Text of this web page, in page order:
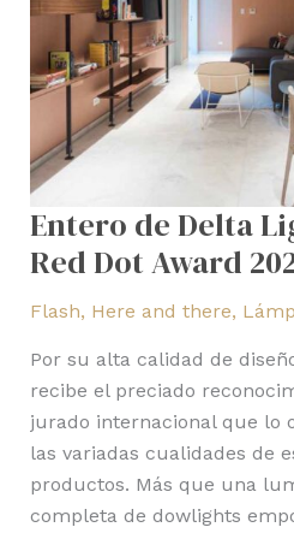
Entero de Delta
Red Dot Award
Flash, Here and there,
Por su alta calidad de
recibe el preciado
jurado internacional que lo
las variadas cualidades de
productos. Más que una
completa de dowlights
Award
2022